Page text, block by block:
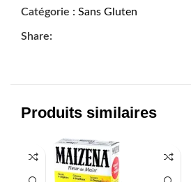
Catégorie : Sans Gluten
Share:
Produits similaires